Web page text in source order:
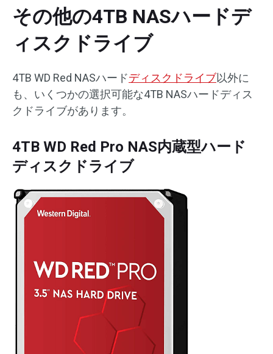
その他の4TB NASハードデ
ィスクドライブ
4TB WD Red NASハードディスクドライブ以外に
も、いくつかの選択可能な4TB NASハードディス
クドライブがあります。
4TB WD Red Pro NAS内蔵型ハード
ディスクドライブ